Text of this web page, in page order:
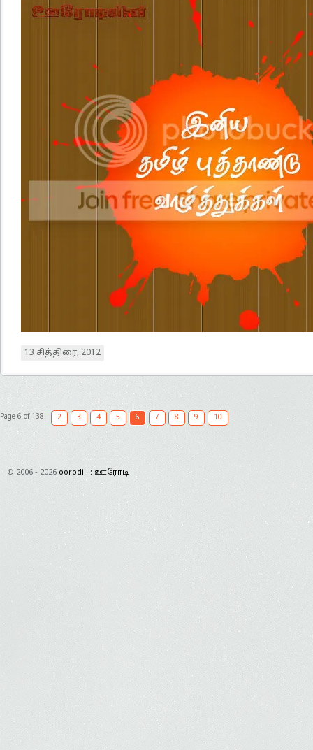
13 சித்திரை, 2012
Page 6 of 138 2 3 4 5 6 7 8 9 10
© 2006 - 2026 oorodi : : ஊரோடி